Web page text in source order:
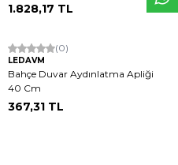
1.828,17 TL
(0)
LEDAVM
Bahçe Duvar Aydınlatma Apliği
40 Cm
367,31 TL